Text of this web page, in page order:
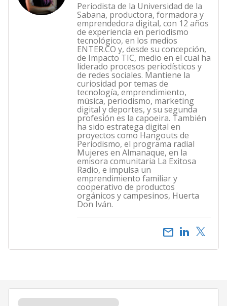
Periodista de la Universidad de la
Sabana, productora, formadora y
emprendedora digital, con 12 años
de experiencia en periodismo
tecnológico, en los medios
ENTER.CO y, desde su concepción,
de Impacto TIC, medio en el cual ha
liderado procesos periodísticos y
de redes sociales. Mantiene la
curiosidad por temas de
tecnología, emprendimiento,
música, periodismo, marketing
digital y deportes, y su segunda
profesión es la capoeira. También
ha sido estratega digital en
proyectos como Hangouts de
Periodismo, el programa radial
Mujeres en Almanaque, en la
emisora comunitaria La Exitosa
Radio, e impulsa un
emprendimiento familiar y
cooperativo de productos
orgánicos y campesinos, Huerta
Don Iván.
email